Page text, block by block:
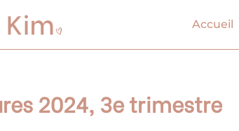
Accueil
2024, 3e trimestre